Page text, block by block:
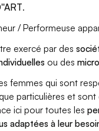
.
/ Performeuse
exercé par des
ou des
femmes qui sont
particulières et
ici pour toutes les
adaptées à leur